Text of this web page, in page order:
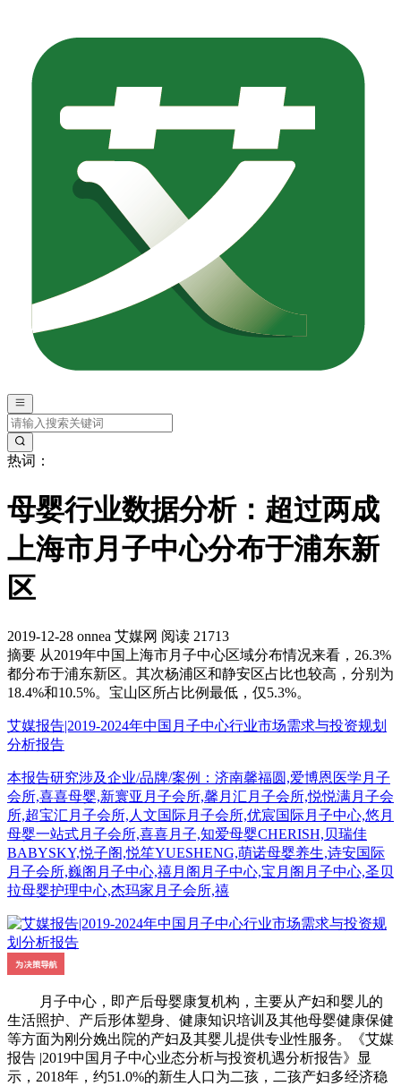
热词：
母婴行业数据分析：超过两成
上海市月子中心分布于浦东新
区
2019-12-28 onnea 艾媒网 阅读 21713
摘要 从2019年中国上海市月子中心区域分布情况来看，26.3%
都分布于浦东新区。其次杨浦区和静安区占比也较高，分别为
18.4%和10.5%。宝山区所占比例最低，仅5.3%。
艾媒报告|2019-2024年中国月子中心行业市场需求与投资规划
分析报告
本报告研究涉及企业/品牌/案例：济南馨福圆,爱博恩医学月子
会所,喜喜母婴,新寰亚月子会所,馨月汇月子会所,悦悦满月子会
所,超宝汇月子会所,人文国际月子会所,优宸国际月子中心,悠月
母婴一站式月子会所,喜喜月子,知爱母婴CHERISH,贝瑞佳
BABYSKY,悦子阁,悦笙YUESHENG,萌诺母婴养生,诗安国际
月子会所,巍阁月子中心,禧月阁月子中心,宝月阁月子中心,圣贝
拉母婴护理中心,杰玛家月子会所,禧
月子中心，即产后母婴康复机构，主要从产妇和婴儿的
生活照护、产后形体塑身、健康知识培训及其他母婴健康保健
等方面为刚分娩出院的产妇及其婴儿提供专业性服务。《艾媒
报告 |2019中国月子中心业态分析与投资机遇分析报告》显
示，2018年，约51.0%的新生人口为二孩，二孩产妇多经济稳